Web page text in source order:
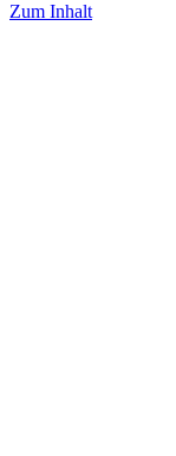
Zum Inhalt